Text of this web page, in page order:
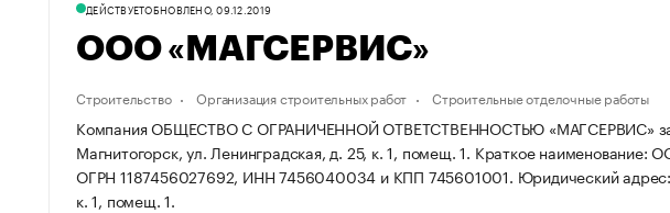
ДЕЙСТВУЕТОБНОВЛЕНО, 09.12.2019
ООО «МАГСЕРВИС»
Строительство Организация строительных работ Строительные отделочные работы
Компания ОБЩЕСТВО С ОГРАНИЧЕННОЙ ОТВЕТСТВЕННОСТЬЮ «МАГСЕРВИС»
Магнитогорск, ул. Ленинградская, д. 25, к. 1, помещ. 1. Краткое наименование:
ОГРН 1187456027692, ИНН 7456040034 и КПП 745601001. Юридический
к. 1, помещ. 1.